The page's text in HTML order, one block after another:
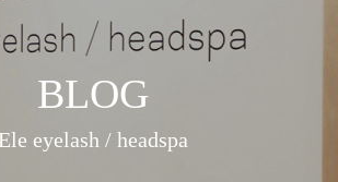
BLOG
Ele eyelash / headspa